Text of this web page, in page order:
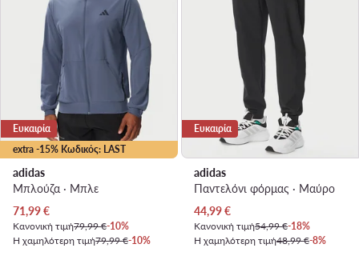
extra -15% Κωδικός: LAST
Ευκαιρία
adidas
Μπλούζα · Μπλε
Τρέχουσα τιμή
71,99€
Κανονική τιμή79,99 €-10%
Η χαμηλότερη τιμή79,99 €-10%
Ευκαιρία
adidas
Παντελόνι φόρμας · Μαύρο
Τρέχουσα τιμή
44,99€
Κανονική τιμή54,99 €-18%
Η χαμηλότερη τιμή48,99 €-8%